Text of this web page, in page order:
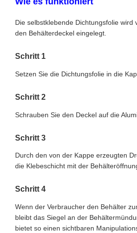
Die selbstklebende Dichtungsfolie wird
den Behälterdeckel eingelegt.
Schritt 1
Setzen Sie die Dichtungsfolie in die
Schritt 2
Schrauben Sie den Deckel auf die
Schritt 3
Durch den von der Kappe erzeugten
die Klebeschicht mit der
Schritt 4
Wenn der Verbraucher den Behälter
bleibt das Siegel an der
bietet so einen sichtbaren